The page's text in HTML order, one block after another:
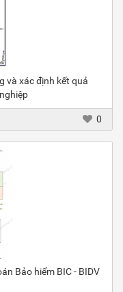
và xác định kết quả
0
Bảo hiểm BIC - BIDV